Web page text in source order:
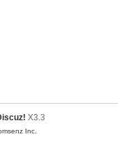
X3.3
Inc.